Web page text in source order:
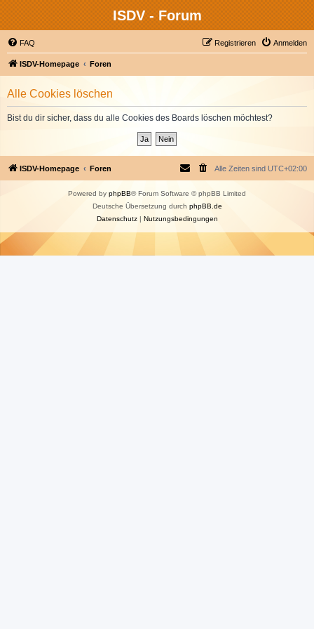
ISDV - Forum
FAQ Anmelden
Registrieren
ISDV-Homepage Foren
Alle Cookies löschen
Bist du dir sicher, dass du alle Cookies des Boards löschen möchtest?
ISDV-Homepage Foren Alle Zeiten sind UTC+02:00
Powered by phpBB® Forum Software © phpBB Limited
Deutsche Übersetzung durch phpBB.de
Datenschutz| Nutzungsbedingungen